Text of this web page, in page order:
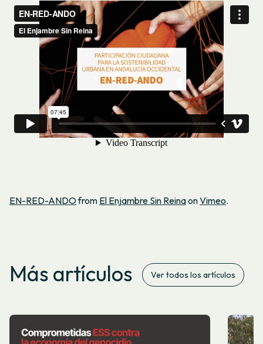
EN-RED-ANDOfrom El Enjambre Sin ReinaonVimeo.
Más artículos Ver todos los artículos